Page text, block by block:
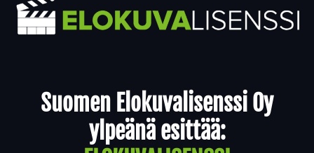
Suomen Elokuvalisenssi Oy
ylpeänä esittää: